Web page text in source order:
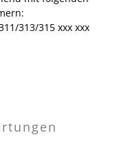
313/315 xxx xxx